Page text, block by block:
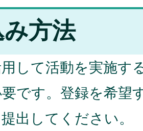
方法
して活動を実施す
です。登録を希望
出してください。